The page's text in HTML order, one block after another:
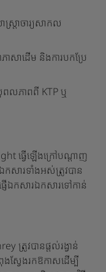
រាចារ្យសាកល
ាសាដើម និងការបកប្រែ
លភាពពី KTP ឬ
ធ្វើឡើងក្រៅបណ្តាញ
សារទាំងអស់ត្រូវបាន
ើឯកសារឯកសារទៅកាន់
ត្រូវបានផ្តល់រង្វាន់
វែងរកឱកាសដើម្បី